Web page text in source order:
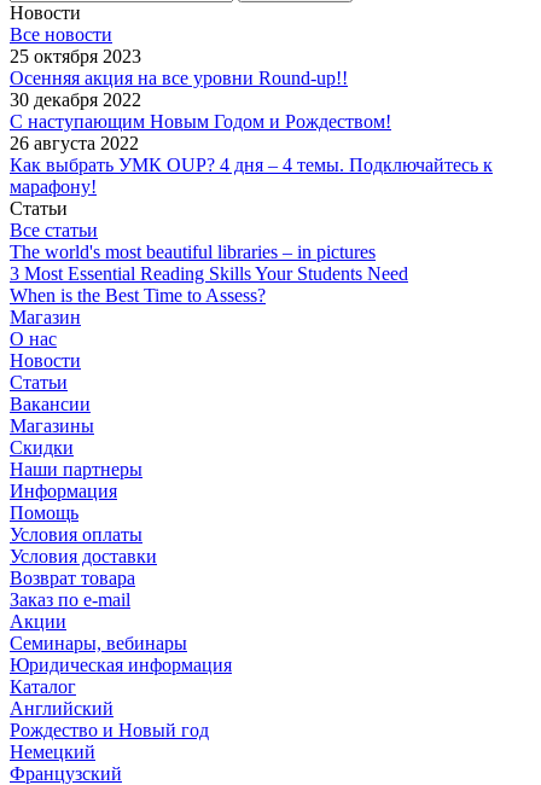
Новости
Все новости
25 октября 2023
Осенняя акция на все уровни Round-up!!
30 декабря 2022
С наступающим Новым Годом и Рождеством!
26 августа 2022
Как выбрать УМК OUP? 4 дня – 4 темы. Подключайтесь к
марафону!
Статьи
Все статьи
The world's most beautiful libraries – in pictures
3 Most Essential Reading Skills Your Students Need
When is the Best Time to Assess?
Магазин
О нас
Новости
Статьи
Вакансии
Магазины
Скидки
Наши партнеры
Информация
Помощь
Условия оплаты
Условия доставки
Возврат товара
Заказ по e-mail
Акции
Семинары, вебинары
Юридическая информация
Каталог
Английский
Рождество и Новый год
Немецкий
Французский